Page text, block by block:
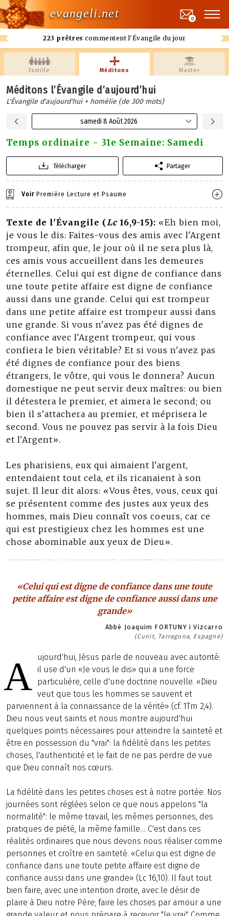
evangeli.net
223 prêtres commentent l'Évangile du jour
0
Famille Méditons Master
Méditons l’Évangile d’aujourd’hui
L'Évangile d'aujourd'hui + homélie (de 300 mots)
samedi 8 Août 2026
Temps ordinaire - 31e Semaine: Samedi
Télécharger Partager
Voir Première Lecture et Psaume
Texte de l'Évangile (Lc16,9-15): «Eh bien moi,
je vous le dis: Faites-vous des amis avec l'Argent
trompeur, afin que, le jour où il ne sera plus là,
ces amis vous accueillent dans les demeures
éternelles. Celui qui est digne de confiance dans
une toute petite affaire est digne de confiance
aussi dans une grande. Celui qui est trompeur
dans une petite affaire est trompeur aussi dans
une grande. Si vous n'avez pas été dignes de
confiance avec l'Argent trompeur, qui vous
confiera le bien véritable? Et si vous n'avez pas
été dignes de confiance pour des biens
étrangers, le vôtre, qui vous le donnera? Aucun
domestique ne peut servir deux maîtres: ou bien
il détestera le premier, et aimera le second; ou
bien il s'attachera au premier, et méprisera le
second. Vous ne pouvez pas servir à la fois Dieu
et l'Argent».
Les pharisiens, eux qui aimaient l'argent,
entendaient tout cela, et ils ricanaient à son
sujet. Il leur dit alors: «Vous êtes, vous, ceux qui
se présentent comme des justes aux yeux des
hommes, mais Dieu connaît vos coeurs, car ce
qui est prestigieux chez les hommes est une
chose abominable aux yeux de Dieu».
«Celui qui est digne de confiance dans une toute
petite affaire est digne de confiance aussi dans une
grande»
Abbé Joaquim FORTUNY i Vizcarro
(Cunit, Tarragona, Espagne)
A
ujourd'hui, Jésus parle de nouveau avec autorité:
il use d'un «Je vous le dis» qui a une force
particulière, celle d'une doctrine nouvelle. «Dieu
veut que tous les hommes se sauvent et
parviennent à la connaissance de la vérité» (cf. 1Tm 2,4).
Dieu nous veut saints et nous montre aujourd'hui
quelques points nécessaires pour atteindre la sainteté et
être en possession du "vrai": la fidélité dans les petites
choses, l'authenticité et le fait de ne pas perdre de vue
que Dieu connaît nos cœurs.
La fidélité dans les petites choses est à notre portée. Nos
journées sont réglées selon ce que nous appelons "la
normalité": le même travail, les mêmes personnes, des
pratiques de piété, la même famille… C'est dans ces
réalités ordinaires que nous devons nous réaliser comme
personnes et croître en sainteté. «Celui qui est digne de
confiance dans une toute petite affaire est digne de
confiance aussi dans une grande» (Lc 16,10). Il faut tout
bien faire, avec une intention droite, avec le désir de
plaire à Dieu notre Père; faire les choses par amour a une